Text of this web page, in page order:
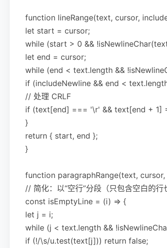
function lineRange(text, cursor,
let start = cursor;
while (start > 0 &&
let end = cursor;
while (end < text.length &&
if (includeNewline && end <
// 处理 CRLF
if (text[end] === '\r' && text[end + 1]
}
return { start, end };
}
function paragraphRange(text,
// 简化：以“空行”分段（只包含空白的行
const isEmptyLine = (i) => {
let j = i;
while (j < text.length &&
if (!/\s/u.test(text[j])) return false;